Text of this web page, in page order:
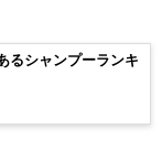
るシャンプーランキ